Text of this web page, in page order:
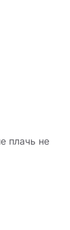
плачь не